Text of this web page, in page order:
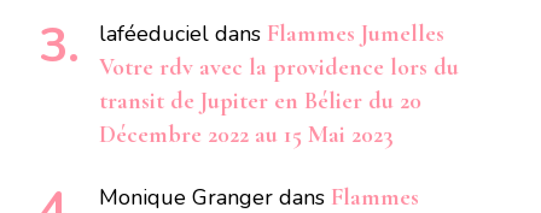
laféeduciel dans Flammes Jumelles
Votre rdv avec la providence lors du
transit de Jupiter en Bélier du 20
Décembre 2022 au 15 Mai 2023
Monique Granger dans Flammes